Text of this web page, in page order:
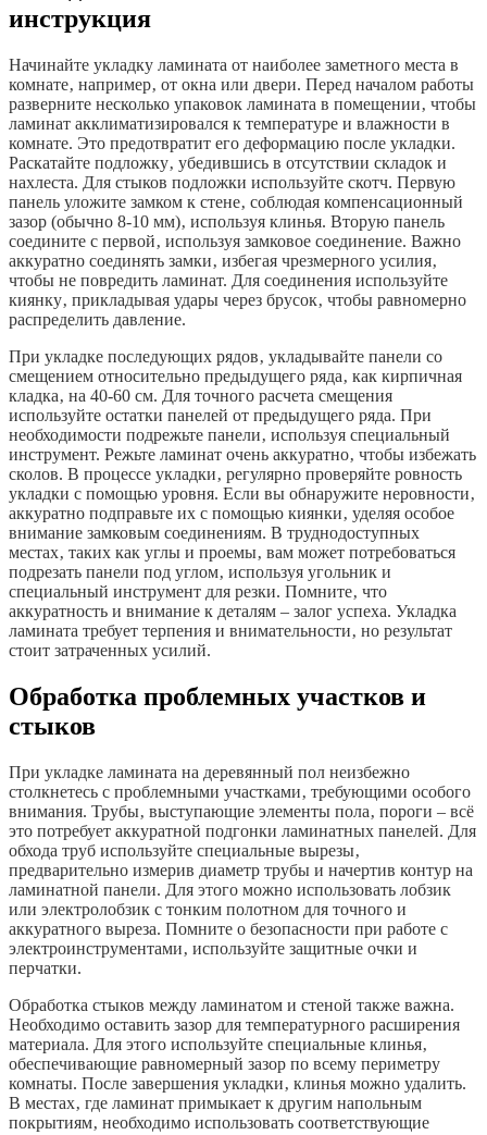
инструкция
Начинайте укладку ламината от наиболее заметного места в
комнате‚ например‚ от окна или двери. Перед началом работы
разверните несколько упаковок ламината в помещении‚ чтобы
ламинат акклиматизировался к температуре и влажности в
комнате. Это предотвратит его деформацию после укладки.
Раскатайте подложку‚ убедившись в отсутствии складок и
нахлеста. Для стыков подложки используйте скотч. Первую
панель уложите замком к стене‚ соблюдая компенсационный
зазор (обычно 8-10 мм)‚ используя клинья. Вторую панель
соедините с первой‚ используя замковое соединение. Важно
аккуратно соединять замки‚ избегая чрезмерного усилия‚
чтобы не повредить ламинат. Для соединения используйте
киянку‚ прикладывая удары через брусок‚ чтобы равномерно
распределить давление.
При укладке последующих рядов‚ укладывайте панели со
смещением относительно предыдущего ряда‚ как кирпичная
кладка‚ на 40-60 см. Для точного расчета смещения
используйте остатки панелей от предыдущего ряда. При
необходимости подрежьте панели‚ используя специальный
инструмент. Режьте ламинат очень аккуратно‚ чтобы избежать
сколов. В процессе укладки‚ регулярно проверяйте ровность
укладки с помощью уровня. Если вы обнаружите неровности‚
аккуратно подправьте их с помощью киянки‚ уделяя особое
внимание замковым соединениям. В труднодоступных
местах‚ таких как углы и проемы‚ вам может потребоваться
подрезать панели под углом‚ используя угольник и
специальный инструмент для резки. Помните‚ что
аккуратность и внимание к деталям – залог успеха. Укладка
ламината требует терпения и внимательности‚ но результат
стоит затраченных усилий.
Обработка проблемных участков и
стыков
При укладке ламината на деревянный пол неизбежно
столкнетесь с проблемными участками‚ требующими особого
внимания. Трубы‚ выступающие элементы пола‚ пороги – всё
это потребует аккуратной подгонки ламинатных панелей. Для
обхода труб используйте специальные вырезы‚
предварительно измерив диаметр трубы и начертив контур на
ламинатной панели. Для этого можно использовать лобзик
или электролобзик с тонким полотном для точного и
аккуратного выреза. Помните о безопасности при работе с
электроинструментами‚ используйте защитные очки и
перчатки.
Обработка стыков между ламинатом и стеной также важна.
Необходимо оставить зазор для температурного расширения
материала. Для этого используйте специальные клинья‚
обеспечивающие равномерный зазор по всему периметру
комнаты. После завершения укладки‚ клинья можно удалить.
В местах‚ где ламинат примыкает к другим напольным
покрытиям‚ необходимо использовать соответствующие